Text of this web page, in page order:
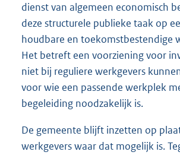
dienst van algemeen economisch
deze structurele publieke taak op
houdbare en toekomstbestendige
Het betreft een voorziening voor
niet bij reguliere werkgevers
voor wie een passende werkplek
begeleiding noodzakelijk is.
De gemeente blijft inzetten op
werkgevers waar dat mogelijk is.